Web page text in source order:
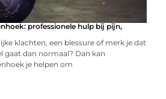
professionele hulp bij pijn,
klachten, een blessure of merk je dat
gaat dan normaal? Dan kan
je helpen om